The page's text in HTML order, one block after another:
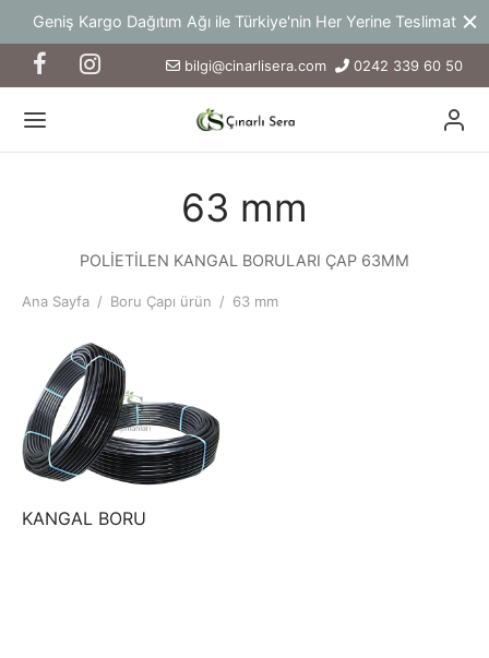
Geniş Kargo Dağıtım Ağı ile Türkiye'nin Her Yerine Teslimat
bilgi@cinarlisera.com 0242 339 60 50
63 mm
POLİETİLEN KANGAL BORULARI ÇAP 63MM
Ana Sayfa / Boru Çapı ürün / 63 mm
KANGAL BORU